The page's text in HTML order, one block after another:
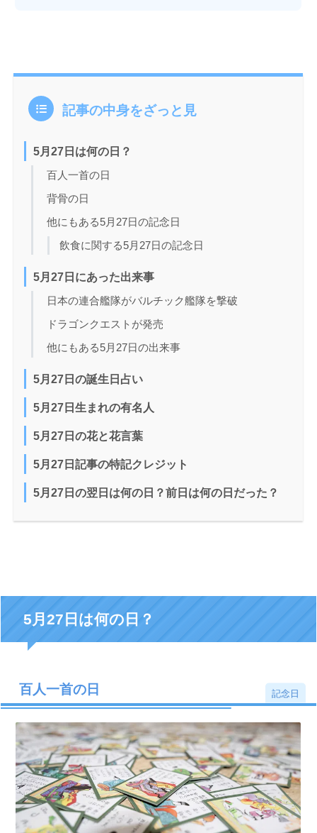
記事の中身をざっと見
5月27日は何の日？
百人一首の日
背骨の日
他にもある5月27日の記念日
飲食に関する5月27日の記念日
5月27日にあった出来事
日本の連合艦隊がバルチック艦隊を撃破
ドラゴンクエストが発売
他にもある5月27日の出来事
5月27日の誕生日占い
5月27日生まれの有名人
5月27日の花と花言葉
5月27日記事の特記クレジット
5月27日の翌日は何の日？前日は何の日だった？
5月27日は何の日？
百人一首の日 記念日